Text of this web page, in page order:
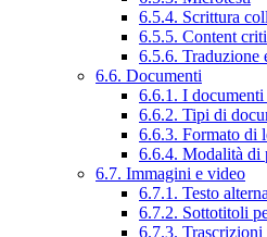
6.5.4. Scrittura
6.5.5. Content
6.5.6. Traduzione
6.6. Documenti
6.6.1. I
6.6.2. Tipi di
6.6.3. Formato di
6.6.4. Modalità di
6.7. Immagini e video
6.7.1. Testo
6.7.2. Sottotitoli
6.7.3.